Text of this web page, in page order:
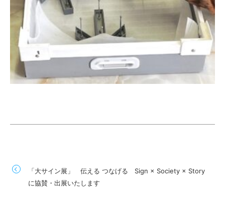
「大サイン展」 伝える つなげる Sign × Society × Story
に協賛・出展いたします